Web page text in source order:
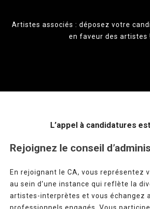
Artistes associés : déposez votre
en faveur des artistes !
L’appel à candidatures
Rejoignez le conseil
En rejoignant le CA, vous représentez
au sein d’une instance qui reflète la
artistes-interprètes et vous échangez